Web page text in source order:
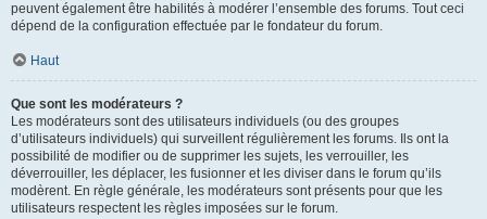
peuvent également être habilités à modérer l’ensemble des forums. Tout ceci
dépend de la configuration effectuée par le fondateur du forum.
Haut
Que sont les modérateurs ?
Les modérateurs sont des utilisateurs individuels (ou des groupes
d’utilisateurs individuels) qui surveillent régulièrement les forums. Ils ont la
possibilité de modifier ou de supprimer les sujets, les verrouiller, les
déverrouiller, les déplacer, les fusionner et les diviser dans le forum qu’ils
modèrent. En règle générale, les modérateurs sont présents pour que les
utilisateurs respectent les règles imposées sur le forum.